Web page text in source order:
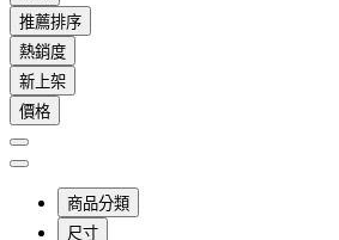
推薦排序
熱銷度
新上架
價格
商品分類
尺寸